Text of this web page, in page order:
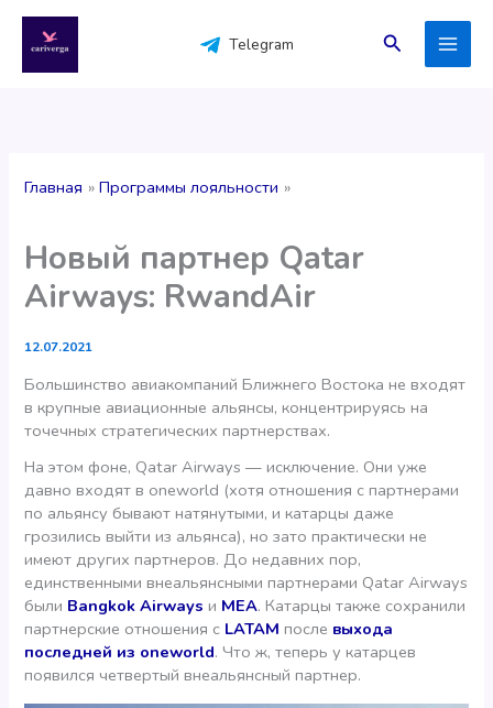
содержимому
Telegram Поиск
Главная Программы лояльности
Новый партнер Qatar
Airways: RwandAir
12.07.2021
Большинство авиакомпаний Ближнего Востока не входят
в крупные авиационные альянсы, концентрируясь на
точечных стратегических партнерствах.
На этом фоне, Qatar Airways — исключение. Они уже
давно входят в oneworld (хотя отношения с партнерами
по альянсу бывают натянутыми, и катарцы даже
грозились выйти из альянса), но зато практически не
имеют других партнеров. До недавних пор,
единственными внеальянсными партнерами Qatar Airways
были Bangkok Airways и MEA. Катарцы также сохранили
партнерские отношения с LATAM после выхода
последней из oneworld. Что ж, теперь у катарцев
появился четвертый внеальянсный партнер.